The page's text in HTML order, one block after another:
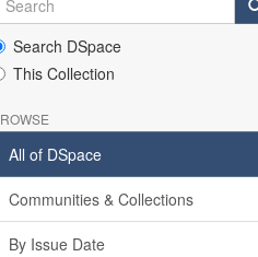
Search DSpace
This Collection
All of DSpace
Communities & Collections
By Issue Date